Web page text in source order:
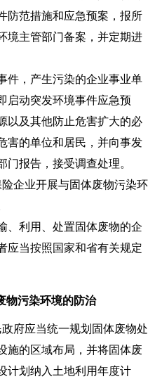
防范措施和应急预案，报所
境主管部门备案，并定期进
件，产生污染的企业事业单
启动突发环境事件应急预
以及其他防止危害扩大的必
害的单位和居民，并向事发
报告，接受调查处理。
企业开展与固体废物污染环
、利用、处置固体废物的企
应当按照国家和省有关规定
物污染环境的防治
府应当统一规划固体废物处
施的区域布局，并将固体废
计划纳入土地利用年度计